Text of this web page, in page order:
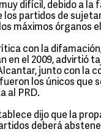
difícil, debido a la
partidos de
máximos órganos
con la
en el 2009, advirtió
junto con la
los únicos que
al PRD.
dijo que la
deberá